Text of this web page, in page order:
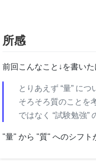
所感
前回こんなこと↓を書いた
とりあえず “量” に
そろそろ質のことを
ではなく “試験勉強”
"量" から "質" へのシフト